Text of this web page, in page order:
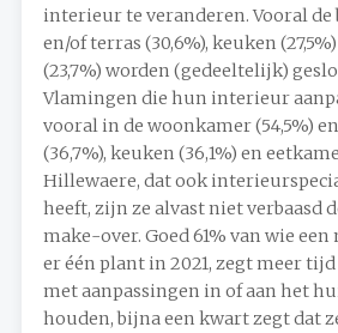
interieur te veranderen. Vooral de
en/of terras (30,6%), keuken
(23,7%) worden (gedeeltelijk)
Vlamingen die hun interieur
vooral in de woonkamer (54,5%)
(36,7%), keuken (36,1%) en
Hillewaere, dat ook
heeft, zijn ze alvast niet verbaasd
make-over. Goed 61% van wie
er één plant in 2021, zegt meer
met aanpassingen in of aan het
houden, bijna een kwart zegt dat